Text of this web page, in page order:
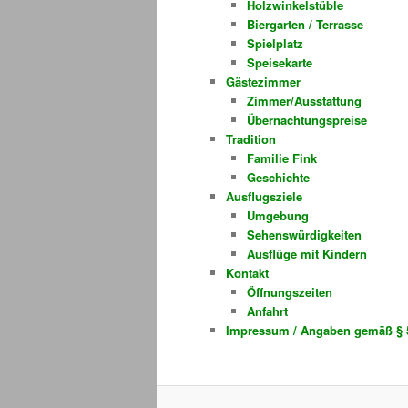
Holzwinkelstüble
Biergarten / Terrasse
Spielplatz
Speisekarte
Gästezimmer
Zimmer/Ausstattung
Übernachtungspreise
Tradition
Familie Fink
Geschichte
Ausflugsziele
Umgebung
Sehenswürdigkeiten
Ausflüge mit Kindern
Kontakt
Öffnungszeiten
Anfahrt
Impressum / Angaben gemäß §